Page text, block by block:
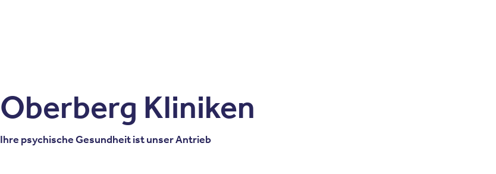
Oberberg Kliniken
Ihre psychische Gesundheit ist unser Antrieb